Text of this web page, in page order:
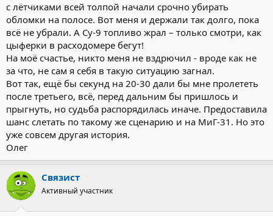
с лётчиками всей толпой начали срочно убирать
обломки на полосе. Вот меня и держали так долго, пока
всё не убрали. А Су-9 топливо жрал – только смотри, как
цыферки в расходомере бегут!
На моё счастье, никто меня не вздрючил - вроде как не
за что, не сам я себя в такую ситуацию загнал.
Вот так, ещё бы секунд на 20-30 дали бы мне пролететь
после третьего, всё, перед дальним бы пришлось и
прыгнуть, но судьба распорядилась иначе. Предоставила
шанс слетать по такому же сценарию и на МиГ-31. Но это
уже совсем другая история.
Олег
Связист
Активный участник